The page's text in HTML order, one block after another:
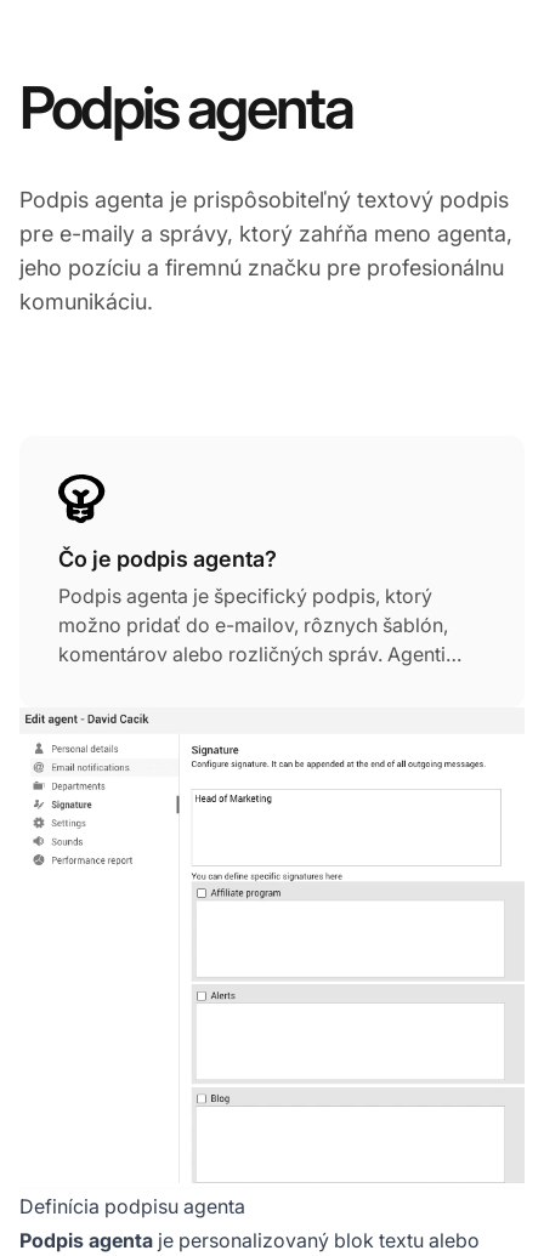
Podpis agenta
Podpis agenta je prispôsobiteľný textový podpis
pre e-maily a správy, ktorý zahŕňa meno agenta,
jeho pozíciu a firemnú značku pre profesionálnu
komunikáciu.
Čo je podpis agenta?
Podpis agenta je špecifický podpis, ktorý
možno pridať do e-mailov, rôznych šablón,
komentárov alebo rozličných správ. Agenti
nastaveniach profilu pridať vlastný
personalizovaný podpis.
Definícia podpisu agenta
Podpis agenta je personalizovaný blok textu alebo